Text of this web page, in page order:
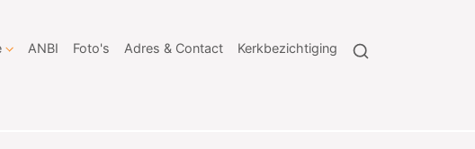
ANBI Foto's Adres & Contact Kerkbezichtiging